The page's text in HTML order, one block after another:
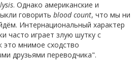
. Однако американские и
говорить blood count, что мы ни
Интернациональный характер
часто играет злую шутку с
это мнимое сходство
друзьями переводчика".